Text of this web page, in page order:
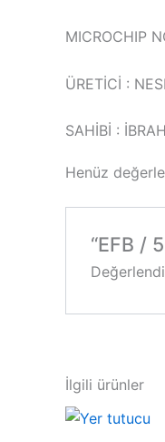
MICROCHIP
ÜRETİCİ :
SAHİBİ :
Henüz
“EFB /
İlgili ürünler